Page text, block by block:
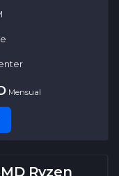
Mensual
Ryzen